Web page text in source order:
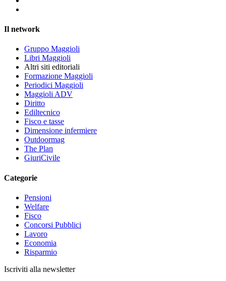
Il network
Gruppo Maggioli
Libri Maggioli
Altri siti editoriali
Formazione Maggioli
Periodici Maggioli
Maggioli ADV
Diritto
Ediltecnico
Fisco e tasse
Dimensione infermiere
Outdoormag
The Plan
GiuriCivile
Categorie
Pensioni
Welfare
Fisco
Concorsi Pubblici
Lavoro
Economia
Risparmio
Iscriviti alla newsletter